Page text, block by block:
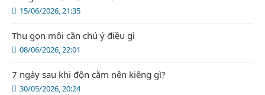
15/06/2026, 21:35
08/06/2026, 22:01
Thu gọn môi cần chú ý điều gì
30/05/2026, 20:24
7 ngày sau khi độn cằm nên kiêng gì?